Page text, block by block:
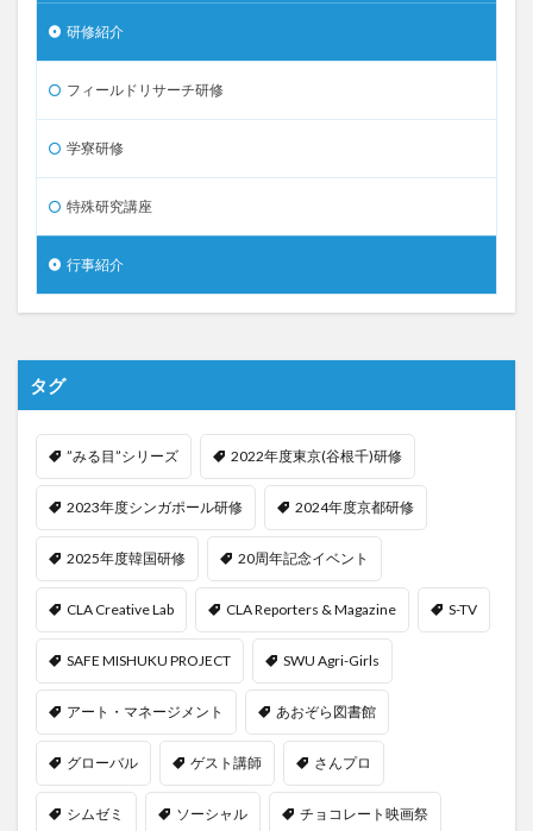
研修紹介
フィールドリサーチ研修
学寮研修
特殊研究講座
行事紹介
タグ
”みる目”シリーズ 2022年度東京(谷根千)研修
2023年度シンガポール研修 2024年度京都研修
2025年度韓国研修 20周年記念イベント
CLA Creative Lab CLA Reporters & Magazine S-TV
SAFE MISHUKU PROJECT SWU Agri-Girls
アート・マネージメント あおぞら図書館
グローバル ゲスト講師 さんプロ
シムゼミ ソーシャル チョコレート映画祭